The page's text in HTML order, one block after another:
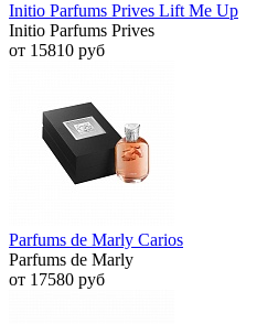
Initio Parfums Prives Lift Me Up
Initio Parfums Prives
от 15810 руб
Parfums de Marly Carios
Parfums de Marly
от 17580 руб